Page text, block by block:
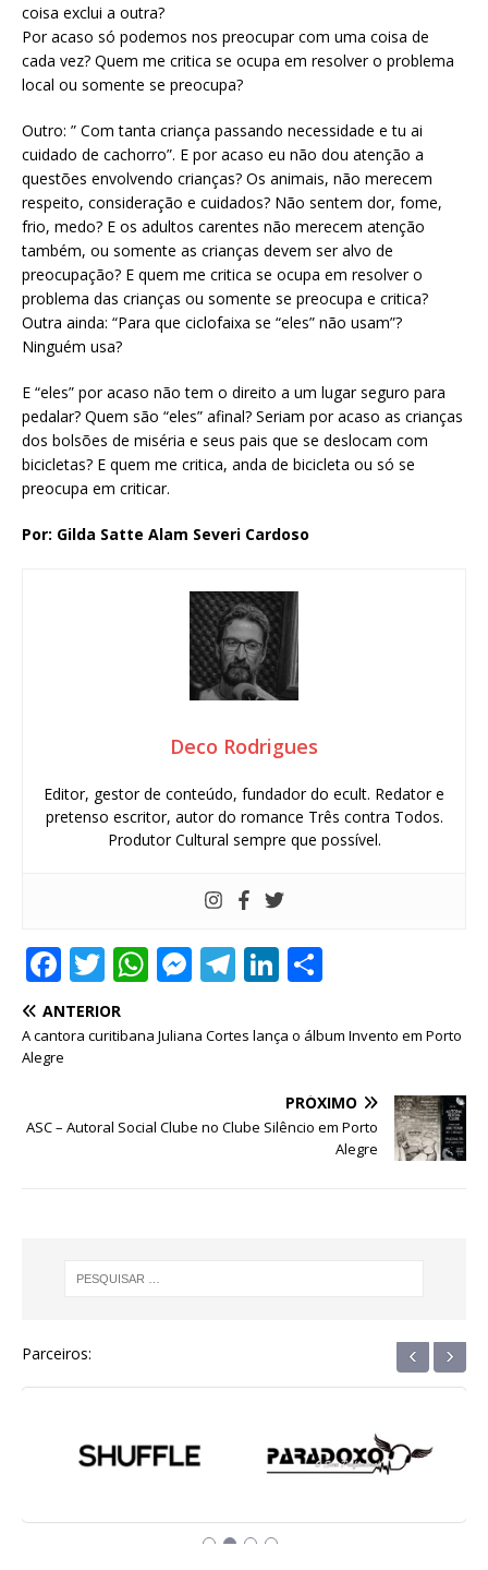
coisa exclui a outra?
Por acaso só podemos nos preocupar com uma coisa de
cada vez? Quem me critica se ocupa em resolver o problema
local ou somente se preocupa?
Outro: ” Com tanta criança passando necessidade e tu ai
cuidado de cachorro”. E por acaso eu não dou atenção a
questões envolvendo crianças? Os animais, não merecem
respeito, consideração e cuidados? Não sentem dor, fome,
frio, medo? E os adultos carentes não merecem atenção
também, ou somente as crianças devem ser alvo de
preocupação? E quem me critica se ocupa em resolver o
problema das crianças ou somente se preocupa e critica?
Outra ainda: “Para que ciclofaixa se “eles” não usam”?
Ninguém usa?
E “eles” por acaso não tem o direito a um lugar seguro para
pedalar? Quem são “eles” afinal? Seriam por acaso as crianças
dos bolsões de miséria e seus pais que se deslocam com
bicicletas? E quem me critica, anda de bicicleta ou só se
preocupa em criticar.
Por: Gilda Satte Alam Severi Cardoso
Deco Rodrigues
Editor, gestor de conteúdo, fundador do ecult. Redator e
pretenso escritor, autor do romance Três contra Todos.
Produtor Cultural sempre que possível.
F
a
c
e
o
T
w
it
W
at
p
M
ss
g
T
e
m
Li
k
dI
n
ar
ANTERIOR
A cantora curitibana Juliana Cortes lança o álbum Invento em Porto
Alegre
PRÓXIMO
ASC – Autoral Social Clube no Clube Silêncio em Porto
Alegre
Parceiros: ‹ ›